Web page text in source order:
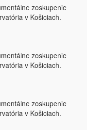
zoskupenie
v Košiciach.
zoskupenie
v Košiciach.
zoskupenie
v Košiciach.